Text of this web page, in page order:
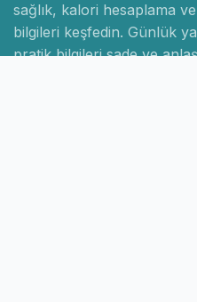
sağlık, kalori hesaplama
bilgileri keşfedin. Günlük
pratik bilgileri sade ve